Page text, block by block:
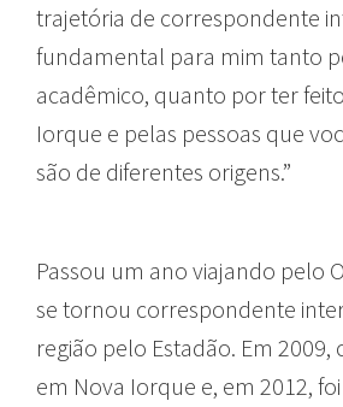
trajetória de correspondente
fundamental para mim tanto
acadêmico, quanto por ter
Iorque e pelas pessoas que
são de diferentes origens.”
Passou um ano viajando pelo
se tornou correspondente
região pelo Estadão. Em
em Nova Iorque e, em 2012,